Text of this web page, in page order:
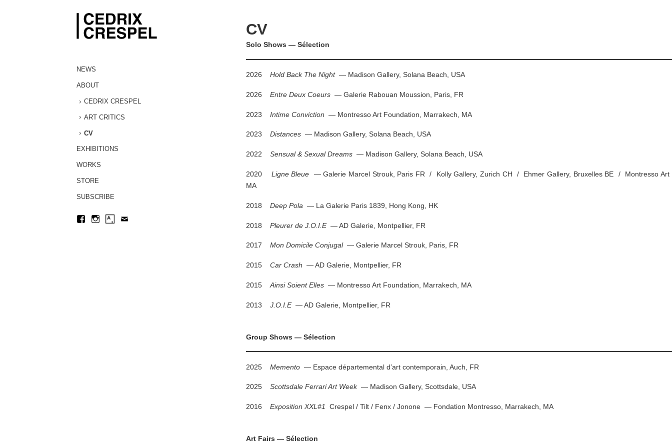
NEWS
ABOUT
CEDRIX CRESPEL
ART CRITICS
CV
EXHIBITIONS
WORKS
STORE
SUBSCRIBE
Facebook
Instagram
ArtsyContact
CV
Solo Shows — Sélection
2026 Hold Back The Night— Madison Gallery, Solana Beach, USA
2026 Entre Deux Coeurs — Galerie Rabouan Moussion, Paris, FR
2023 Intime Conviction — Montresso Art Foundation, Marrakech, MA
2023 Distances — Madison Gallery, Solana Beach, USA
2022 Sensual & Sexual Dreams — Madison Gallery, Solana Beach, USA
2020 Ligne Bleue — Galerie Marcel Strouk, Paris FR / Kolly Gallery, Zurich CH / Ehmer Gallery, Bruxelles BE / Montresso Art
MA
2018 Deep Pola — La Galerie Paris 1839, Hong Kong, HK
2018 Pleurer de J.O.I.E— AD Galerie, Montpellier, FR
2017 Mon Domicile Conjugal— Galerie Marcel Strouk, Paris, FR
2015 Car Crash — AD Galerie, Montpellier, FR
2015 Ainsi Soient Elles — Montresso Art Foundation, Marrakech, MA
2013 J.O.I.E— AD Galerie, Montpellier, FR
Group Shows — Sélection
2025 Memento — Espace départemental d’art contemporain, Auch, FR
2025 Scottsdale Ferrari Art Week— Madison Gallery, Scottsdale, USA
2016 Exposition XXL#1 Crespel / Tilt / Fenx / Jonone — Fondation Montresso, Marrakech, MA
Art Fairs — Sélection